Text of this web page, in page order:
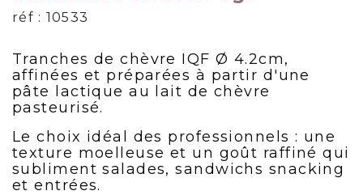
réf : 10533
Tranches de chèvre IQF Ø 4.2cm,
affinées et préparées à partir d'une
pâte lactique au lait de chèvre
pasteurisé.
Le choix idéal des professionnels : une
texture moelleuse et un goût raffiné qui
subliment salades, sandwichs snacking
et entrées.